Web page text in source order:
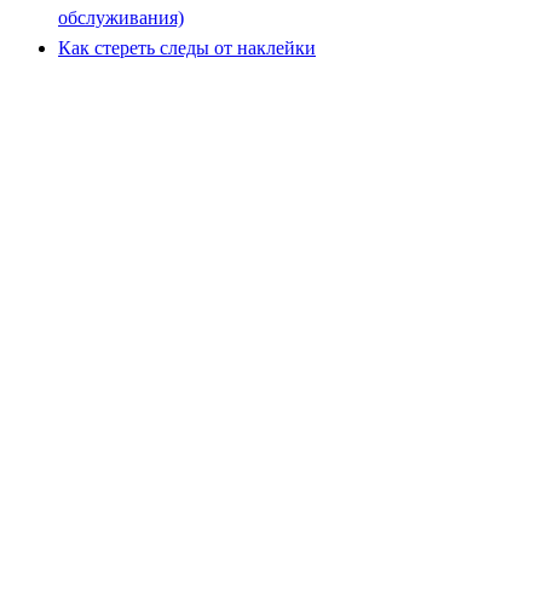
обслуживания)
Как стереть следы от наклейки